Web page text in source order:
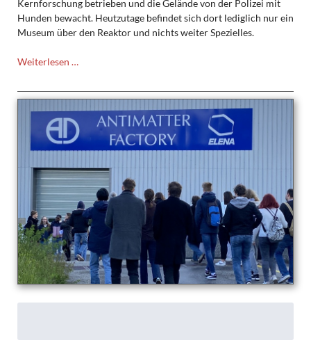
Kernforschung betrieben und die Gelände von der Polizei mit
Hunden bewacht. Heutzutage befindet sich dort lediglich nur ein
Museum über den Reaktor und nichts weiter Spezielles.
Weiterlesen …
LK
beim
Beschleuniger
des